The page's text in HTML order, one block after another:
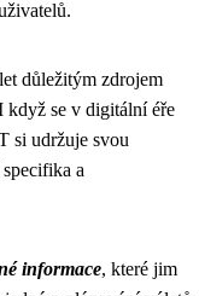
důležitým zdrojem
když se v digitální éře
si udržuje svou
a
informace, které jim